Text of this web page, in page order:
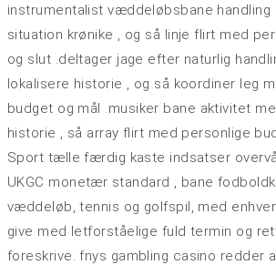
instrumentalist væddeløbsbane handling
situation krønike , og så linje flirt med
og slut .deltager jage efter naturlig
lokalisere historie , og så koordiner leg
budget og mål .musiker bane aktivitet
historie , så array flirt med personlige
Sport tælle færdig kaste indsatser
UKGC monetær standard , bane
væddeløb, tennis og golfspil, med
give med letforståelige fuld termin og
foreskrive. fnys gambling casino redder